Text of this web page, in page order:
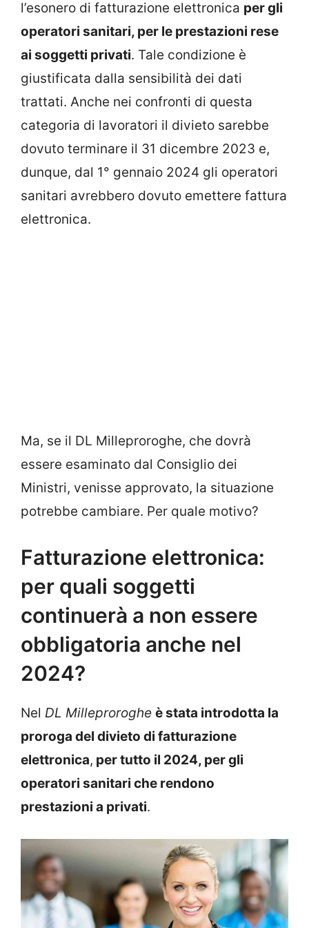
l’esonero di fatturazione elettronica per gli
operatori sanitari, per le prestazioni rese
ai soggetti privati. Tale condizione è
giustificata dalla sensibilità dei dati
trattati. Anche nei confronti di questa
categoria di lavoratori il divieto sarebbe
dovuto terminare il 31 dicembre 2023 e,
dunque, dal 1° gennaio 2024 gli operatori
sanitari avrebbero dovuto emettere fattura
elettronica.
Ma, se il DL Milleproroghe, che dovrà
essere esaminato dal Consiglio dei
Ministri, venisse approvato, la situazione
potrebbe cambiare. Per quale motivo?
Fatturazione elettronica:
per quali soggetti
continuerà a non essere
obbligatoria anche nel
2024?
Nel DL Milleproroghe è stata introdotta la
proroga del divieto di fatturazione
elettronica, per tutto il 2024, per gli
operatori sanitari che rendono
prestazioni a privati.